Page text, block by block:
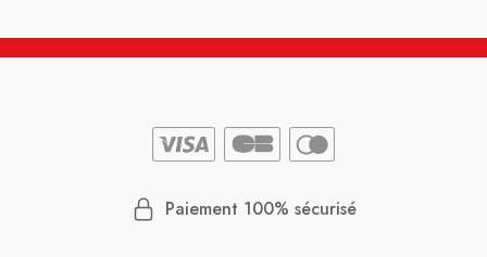
Paiement 100% sécurisé